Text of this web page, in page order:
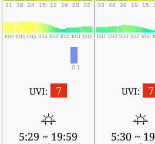
31 38 24 15 12 16 28 32 33 44 29 19 15
1015 1015 1015 1014 1012 1010 1011 1012 1011 1012 1013 1012 1010
0.1
UVI: 7
5:29 ~ 19:59
UVI: 7
5:30 ~